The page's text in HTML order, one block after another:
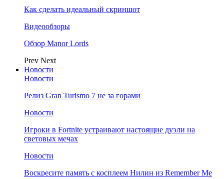
Как сделать идеальный скриншот
Видеообзоры
Обзор Manor Lords
Prev Next
Новости
Новости
Релиз Gran Turismo 7 не за горами
Новости
Игроки в Fortnite устраивают настоящие дуэли на
световых мечах
Новости
Воскресите память с косплеем Нилин из Remember Me